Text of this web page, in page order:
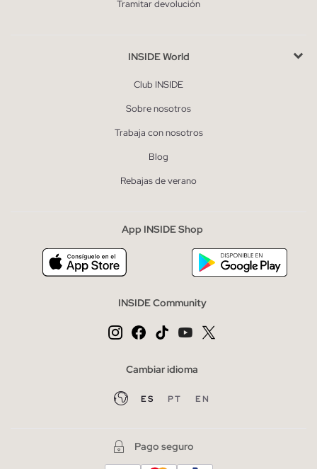
Tramitar devolución
INSIDE World
Club INSIDE
Sobre nosotros
Trabaja con nosotros
Blog
Rebajas de verano
App INSIDE Shop
INSIDE Community
Cambiar idioma
ES PT EN
Pago seguro